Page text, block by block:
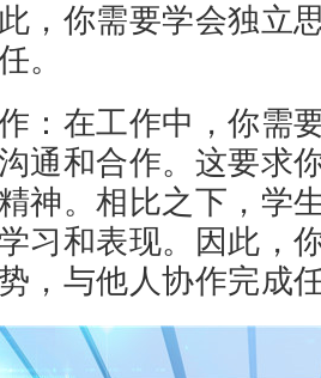
，你需要学会独立
。
：在工作中，你需
通和合作。这要求
神。相比之下，学
习和表现。因此，
，与他人协作完成